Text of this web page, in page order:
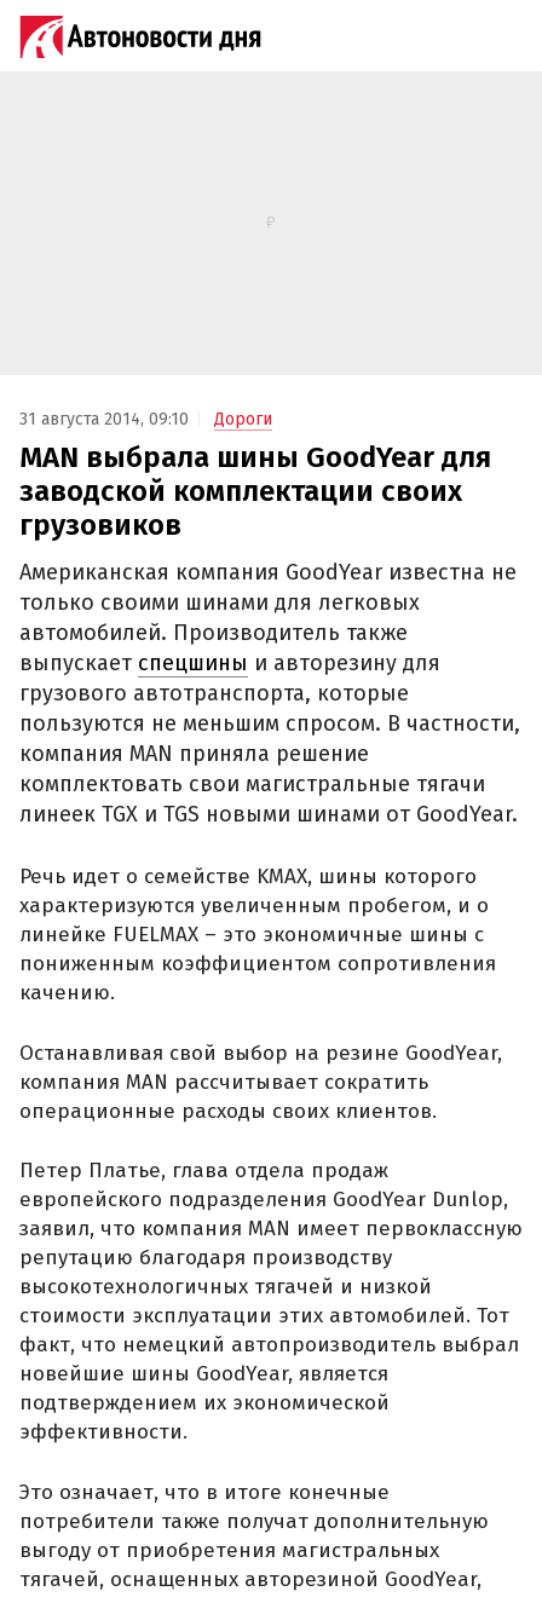
31 августа 2014, 09:10 Дороги
MAN выбрала шины GoodYear для
заводской комплектации своих
грузовиков
Американская компания GoodYear известна не
только своими шинами для легковых
автомобилей. Производитель также
выпускает спецшины и авторезину для
грузового автотранспорта, которые
пользуются не меньшим спросом. В частности,
компания MAN приняла решение
комплектовать свои магистральные тягачи
линеек TGX и TGS новыми шинами от GoodYear.
Речь идет о семействе KMAX, шины которого
характеризуются увеличенным пробегом, и о
линейке FUELMAX – это экономичные шины с
пониженным коэффициентом сопротивления
качению.
Останавливая свой выбор на резине GoodYear,
компания MAN рассчитывает сократить
операционные расходы своих клиентов.
Петер Платье, глава отдела продаж
европейского подразделения GoodYear Dunlop,
заявил, что компания MAN имеет первоклассную
репутацию благодаря производству
высокотехнологичных тягачей и низкой
стоимости эксплуатации этих автомобилей. Тот
факт, что немецкий автопроизводитель выбрал
новейшие шины GoodYear, является
подтверждением их экономической
эффективности.
Это означает, что в итоге конечные
потребители также получат дополнительную
выгоду от приобретения магистральных
тягачей, оснащенных авторезиной GoodYear,